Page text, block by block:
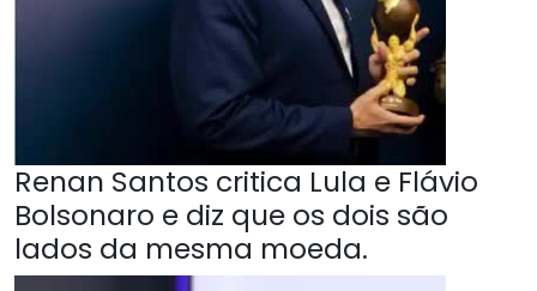
Renan Santos critica Lula e Flávio
Bolsonaro e diz que os dois são
lados da mesma moeda.